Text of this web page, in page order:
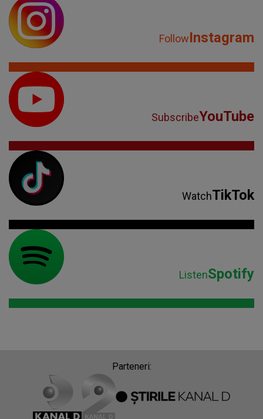
FollowInstagram
SubscribeYouTube
WatchTikTok
ListenSpotify
Parteneri: